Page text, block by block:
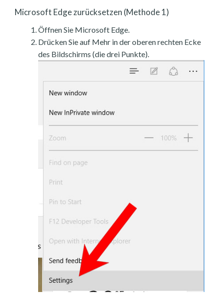
Microsoft Edge zurücksetzen (Methode 1)
Öffnen Sie Microsoft Edge.
Drücken Sie auf Mehr in der oberen rechten Ecke
des Bildschirms (die drei Punkte).